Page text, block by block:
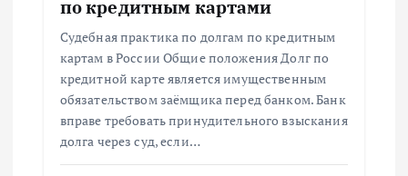
по кредитным картами
Судебная практика по долгам по кредитным
картам в России Общие положения Долг по
кредитной карте является имущественным
обязательством заёмщика перед банком. Банк
вправе требовать принудительного взыскания
долга через суд, если…